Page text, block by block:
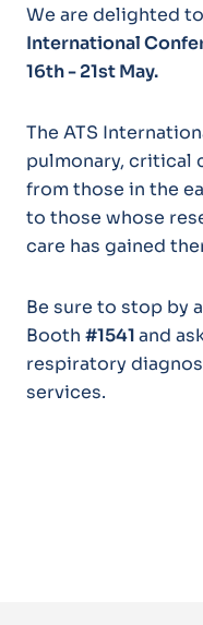
We are delighted
International
16th - 21st May.
The ATS
pulmonary, critical
from those in the
to those whose
care has gained
Be sure to stop by
Booth #1541and
respiratory
services.